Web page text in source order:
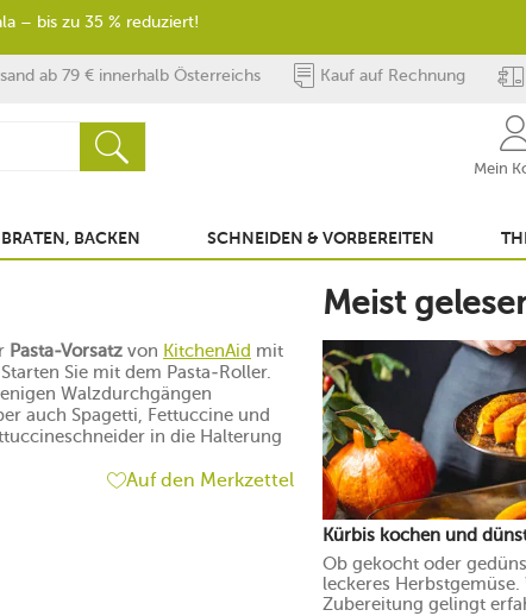
ab 79 € innerhalb Österreichs Kauf auf Rechnung
Mein
BACKEN SCHNEIDEN & VORBEREITEN
Pasta-Vorsatz von KitchenAid mit
Sie mit dem Pasta-Roller.
Walzdurchgängen
auch Spagetti, Fettuccine und
in die Halterung
Auf den Merkzettel
Meist
Kürbis kochen und
Ob gekocht oder
leckeres
Zubereitung gelingt
– bis zu 35 % reduziert!